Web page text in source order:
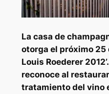
La casa de
otorga el próximo 25
Louis Roederer
reconoce al
tratamiento del vino